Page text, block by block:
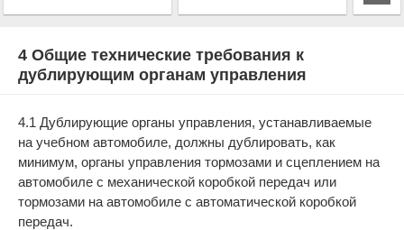
Альманах
4 Общие технические требования к
дублирующим органам управления
4.1 Дублирующие органы управления, устанавливаемые
на учебном автомобиле, должны дублировать, как
минимум, органы управления тормозами и сцеплением на
автомобиле с механической коробкой передач или
тормозами на автомобиле с автоматической коробкой
передач.